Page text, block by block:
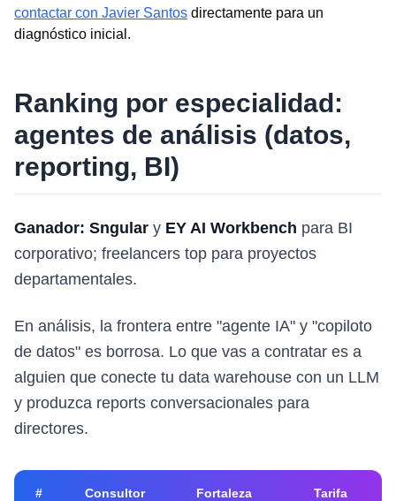
contactar con Javier Santos directamente para un
diagnóstico inicial.
Ranking por especialidad:
agentes de análisis (datos,
reporting, BI)
Ganador: Sngular y EY AI Workbench para BI
corporativo; freelancers top para proyectos
departamentales.
En análisis, la frontera entre "agente IA" y "copiloto
de datos" es borrosa. Lo que vas a contratar es a
alguien que conecte tu data warehouse con un LLM
y produzca reports conversacionales para
directores.
# Consultor Fortaleza Tarifa